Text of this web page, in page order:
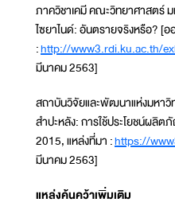
ภาควิชาเคมี คณะวิทยาศาสตร์
ไซยาไนด์: อันตรายจริงหรือ? [
:http://www3.rdi.ku.ac.th/
มีนาคม 2563]
สถาบันวิจัยและพัฒนาแห่งมหา
สำปะหลัง: การใช้ประโยชน์ผลิ
2015, แหล่งที่มา :https://
มีนาคม 2563]
แหล่งค้นคว้าเพิ่มเติม